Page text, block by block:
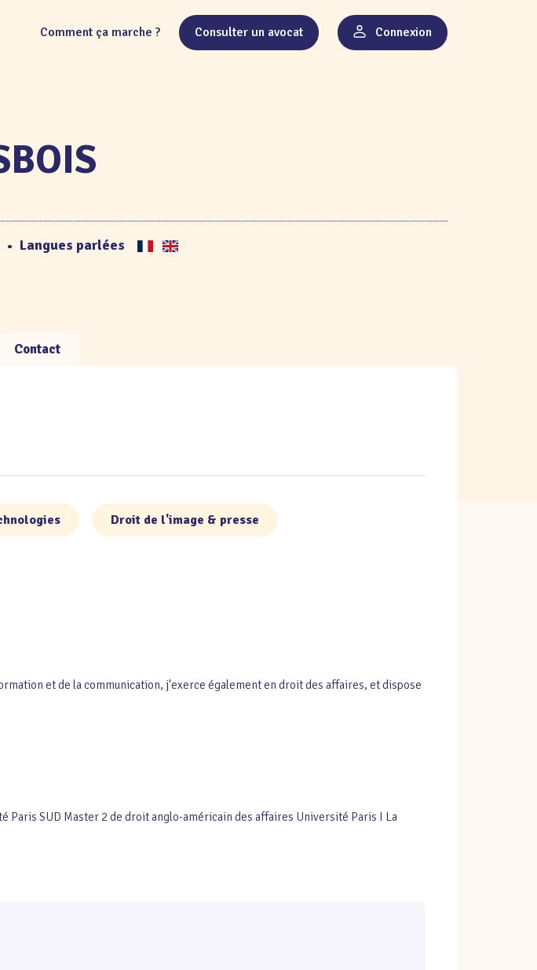
Comment ça marche ? Consulter un avocat Connexion
• Langues parlées
Contact
Droit de l'image & presse
et de la communication, j'exerce également en droit des affaires, et dispose
SUD Master 2 de droit anglo-américain des affaires Université Paris I La